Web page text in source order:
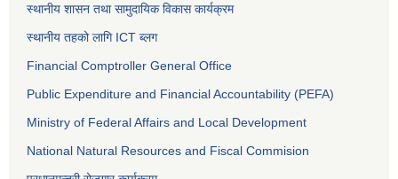
स्थानीय शासन तथा सामुदायिक विकास कार्यक्रम
स्थानीय तहको लागि ICT ब्लग
Financial Comptroller General Office
Public Expenditure and Financial Accountability (PEFA)
Ministry of Federal Affairs and Local Development
National Natural Resources and Fiscal Commision